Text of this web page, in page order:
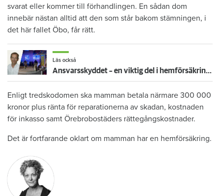
svarat eller kommer till förhandlingen. En sådan dom
innebär nästan alltid att den som står bakom stämningen, i
det här fallet Öbo, får rätt.
Läs också
Ansvarsskyddet – en viktig del i hemförsäkringen
Enligt tredskodomen ska mamman betala närmare 300 000
kronor plus ränta för reparationerna av skadan, kostnaden
för inkasso samt Örebrobostäders rättegångskostnader.
Det är fortfarande oklart om mamman har en hemförsäkring.